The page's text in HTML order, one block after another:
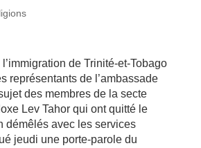
de Trinité-et-Tobago
représentants de l’ambassade
des membres de la secte
Lev Tahor qui ont quitté le
démêlés avec les services
jeudi une porte-parole du